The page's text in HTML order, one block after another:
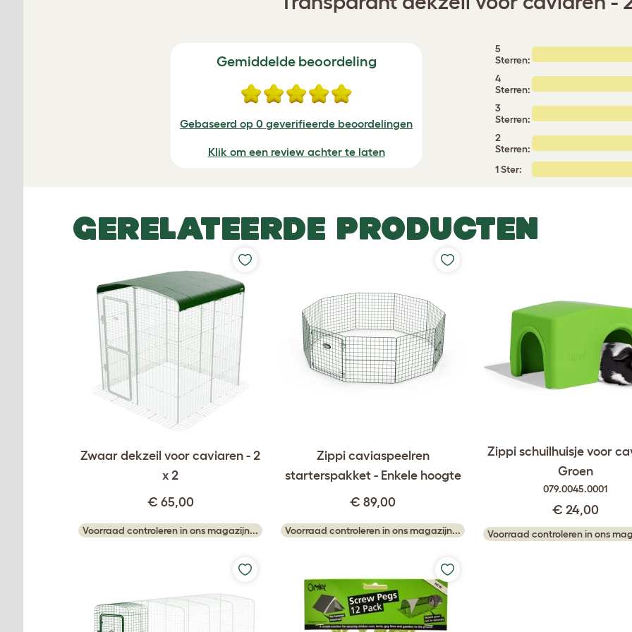
Gemiddelde beoordeling
Gebaseerd op 0 geverifieerde beoordelingen
Klik om een review achter te laten
5
Sterren:
4
Sterren:
3
Sterren:
2
Sterren:
1 Ster:
GERELATEERDE PRODUCTEN
Zwaar dekzeil voor caviaren - 2
x 2
€ 65,00
Voorraad controleren in ons magazijn...
Zippi caviaspeelren
starterspakket - Enkele hoogte
€ 89,00
Voorraad controleren in ons magazijn...
Zippi schuilhuisje voor
Groen
079.0045.0001
€ 24,00
Voorraad controleren in ons